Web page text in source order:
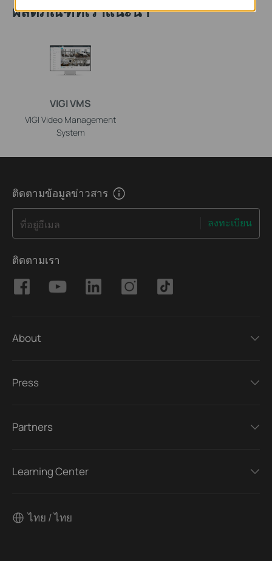
ผลิตภัณฑ์ที่เราแนะนำ
VIGI VMS
VIGI Video Management
System
ติดตามข้อมูลข่าวสาร
ที่อยู่อีเมล ลงทะเบียน
ติดตามเรา
About
Press
Partners
Learning Center
ไทย / ไทย